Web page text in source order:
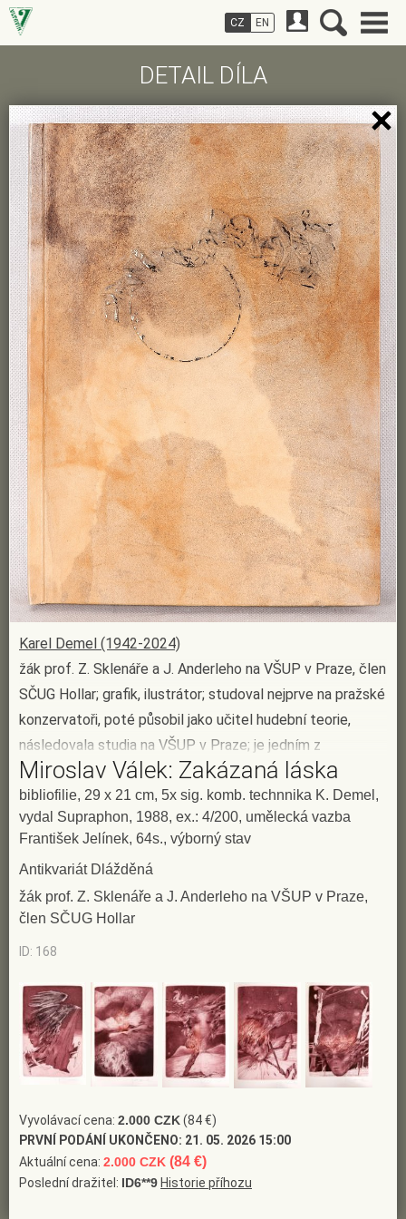
DETAIL DÍLA
Karel Demel (1942-2024)
žák prof. Z. Sklenáře a J. Anderleho na VŠUP v Praze, člen
SČUG Hollar; grafik, ilustrátor; studoval nejprve na pražské
konzervatoři, poté působil jako učitel hudební teorie,
následovala studia na VŠUP v Praze; je jedním z
nejvýznamnejších představitelů imaginativního realismu
sedmdesátých a osmdesátých let; jeho grafické dílo je
převážně figurálně zaměřeno; tematicky je určeno jeho
vztahem k hudbě; vytváří cykly mědirytin i jednotlivé
grafické listy, kde usiluje o vyjádření hudebních motivů a
nálad, lidských citů, především lásky; mědiryt provází
tónovaných hlubotiskem; přibližně od 1981 se věnuje také
kresbě a akvarelu; ilustruje poezii a vytváří ex libris; hraje
Pacák, J. Slíva, J. Suchánek); zastoupen ve sbírkách
Slovenské národní galerie Bratislava, GHMP Praha, Galerie
výtvarného umění Ostrava(Slovník českých a slovenských
výtvarných umělců 1950 - 1998, Výtvarné centrum Chagall
Miroslav Válek: Zakázaná láska
bibliofilie, 29 x 21 cm, 5x sig. komb. technnika K. Demel,
vydal Supraphon, 1988, ex.: 4/200, umělecká vazba
František Jelínek, 64s., výborný stav
Antikvariát Dlážděná
žák prof. Z. Sklenáře a J. Anderleho na VŠUP v Praze,
člen SČUG Hollar
ID: 168
Vyvolávací cena: 2.000 CZK(84 €)
PRVNÍ PODÁNÍ UKONČENO: 21. 05. 2026 15:00
Aktuální cena: 2.000 CZK (84 €)
Poslední dražitel: ID6**9 Historie příhozu
CZ EN